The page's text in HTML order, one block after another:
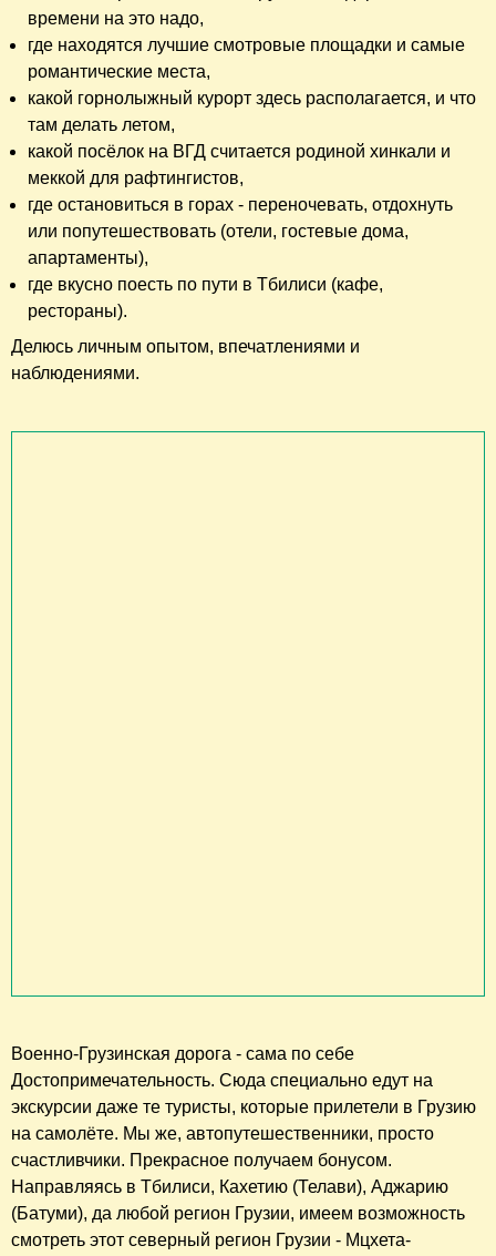
времени на это надо,
где находятся лучшие смотровые площадки и самые
романтические места,
какой горнолыжный курорт здесь располагается, и что
там делать летом,
какой посёлок на ВГД считается родиной хинкали и
меккой для рафтингистов,
где остановиться в горах - переночевать, отдохнуть
или попутешествовать (отели, гостевые дома,
апартаменты),
где вкусно поесть по пути в Тбилиси (кафе,
рестораны).
Делюсь личным опытом, впечатлениями и
наблюдениями.
Военно-Грузинская дорога - сама по себе
Достопримечательность. Сюда специально едут на
экскурсии даже те туристы, которые прилетели в Грузию
на самолёте. Мы же, автопутешественники, просто
счастливчики. Прекрасное получаем бонусом.
Направляясь в Тбилиси, Кахетию (Телави), Аджарию
(Батуми), да любой регион Грузии, имеем возможность
смотреть этот северный регион Грузии - Мцхета-